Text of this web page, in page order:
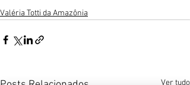
Valéria Totti da Amazônia